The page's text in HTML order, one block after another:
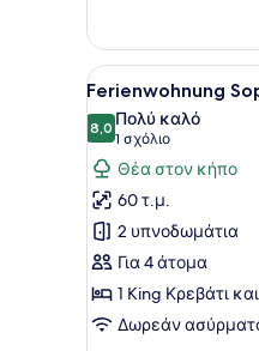
Wehnsen,
Tarnewitzer
Straße
Προβολή
όλων
των
φωτογραφιών
για
Ferienwohnung
Sophia,
Tarnewitzer
Straße
27c
20
Ferienwohnung
8,08,0 στα 10
Πολύ καλό
1 σχόλιο
(1
σχόλιο)
Θέα στον κήπο
60 τ.μ.
2 υπνοδωμάτια
Για 4 άτομα
1 King Κρεβάτι
Δωρεάν